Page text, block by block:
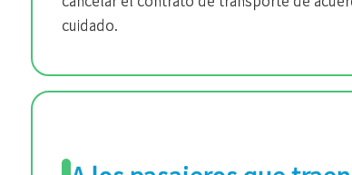
cuidado.